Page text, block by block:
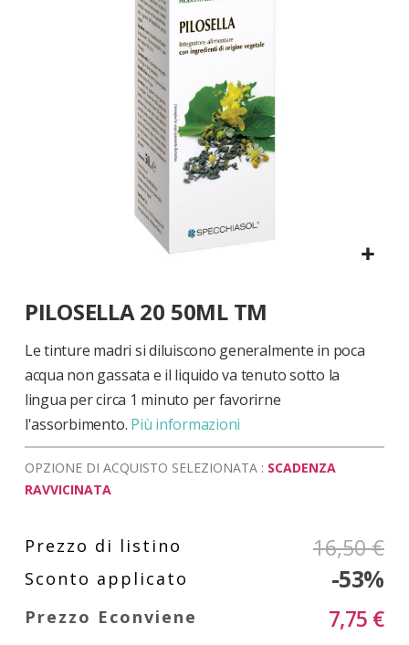
all'inizio
galleria
immagini
PILOSELLA 20 50ML TM
Le tinture madri si diluiscono generalmente in poca
acqua non gassata e il liquido va tenuto sotto la
lingua per circa 1 minuto per favorirne
l'assorbimento. Più informazioni
OPZIONE DI ACQUISTO SELEZIONATA : SCADENZA
RAVVICINATA
16,50 €
-53%
7,75 €